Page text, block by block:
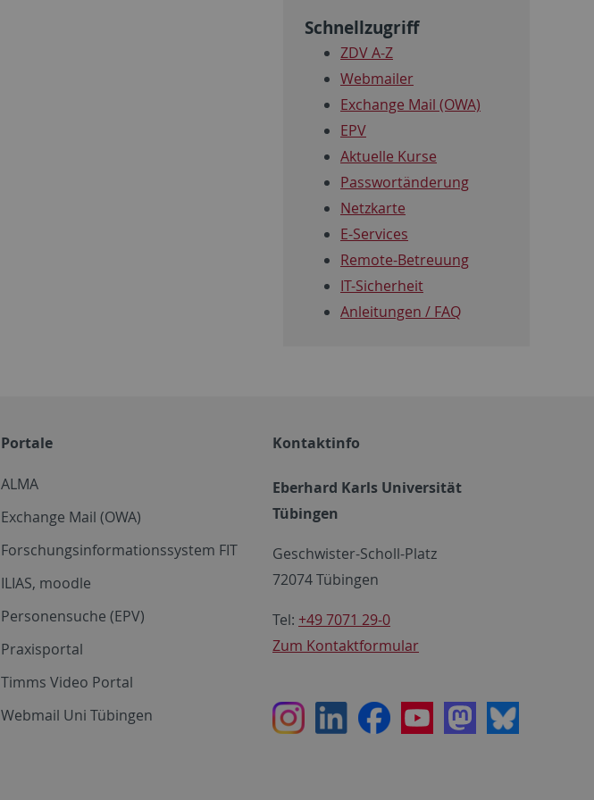
Schnellzugriff
ZDV A-Z
Webmailer
Exchange Mail (OWA)
EPV
Aktuelle Kurse
Passwortänderung
Netzkarte
E-Services
Remote-Betreuung
IT-Sicherheit
Anleitungen / FAQ
Portale
ALMA
Exchange Mail (OWA)
Forschungsinformationssystem FIT
ILIAS, moodle
Personensuche (EPV)
Praxisportal
Timms Video Portal
Webmail Uni Tübingen
Kontaktinfo
Eberhard Karls Universität
Tübingen
Geschwister-Scholl-Platz
72074 Tübingen
Tel: +49 7071 29-0
Zum Kontaktformular
InstagramLinkedInFacebookYoutubeMastodon
Bluesky